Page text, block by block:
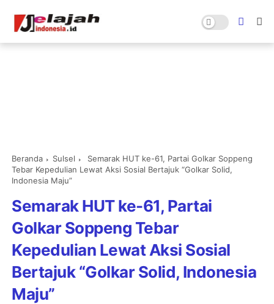
Beranda Sulsel
Semarak HUT ke-61, Partai Golkar Soppeng
Tebar Kepedulian Lewat Aksi Sosial Bertajuk “Golkar Solid,
Indonesia Maju”
Semarak HUT ke-61, Partai
Golkar Soppeng Tebar
Kepedulian Lewat Aksi Sosial
Bertajuk “Golkar Solid, Indonesia
Maju”